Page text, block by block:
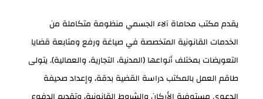
يقدم مكتب محاماة آلاء الجسمي منظومة متكاملة من
الخدمات القانونية المتخصصة في صياغة ورفع ومتابعة قضايا
التعويضات بمختلف أنواعها (المدنية، التجارية، والعمالية). يتولى
طاقم العمل بالمكتب دراسة القضية بدقة، وإعداد صحيفة